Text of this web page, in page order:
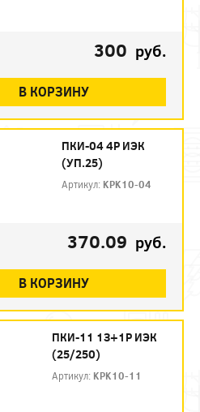
300 руб.
В КОРЗИНУ
ПКИ-04 4Р ИЭК
(УП.25)
Артикул: KPK10-04
370.09 руб.
В КОРЗИНУ
ПКИ-11 1З+1Р ИЭК
(25/250)
Артикул: KPK10-11